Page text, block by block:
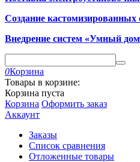
Создание кастомизированных
Внедрение систем «Умный
0Корзина
Товары в корзине:
Корзина пуста
Корзина Оформить заказ
Аккаунт
Заказы
Список сравнения
Отложенные товары